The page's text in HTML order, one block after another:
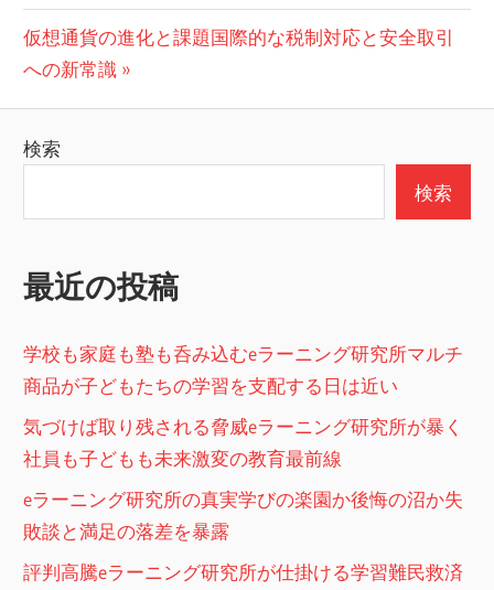
投
稿
ビ
ゲ
シ
ョ
ン
次
の
仮想通貨の進化と課題国際的な税制対応と安全取引
への新常識
検索
検索
最近の投稿
学校も家庭も塾も呑み込むeラーニング研究所マルチ
商品が子どもたちの学習を支配する日は近い
気づけば取り残される脅威eラーニング研究所が暴く
社員も子どもも未来激変の教育最前線
eラーニング研究所の真実学びの楽園か後悔の沼か失
敗談と満足の落差を暴露
評判高騰eラーニング研究所が仕掛ける学習難民救済